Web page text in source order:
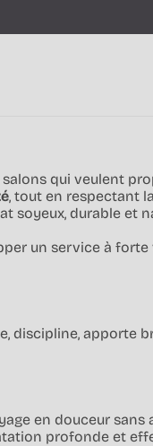
qui veulent
, tout en respectant
soyeux, durable et
un service à forte
discipline, apporte
en douceur sans
profonde et